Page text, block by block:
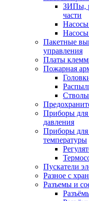
ЗИПы,
части
Пакетные
управления
Платы
Пожарная
Приборы для
давления
Приборы для
температуры
Пускатели
Разное с
Разъемы и